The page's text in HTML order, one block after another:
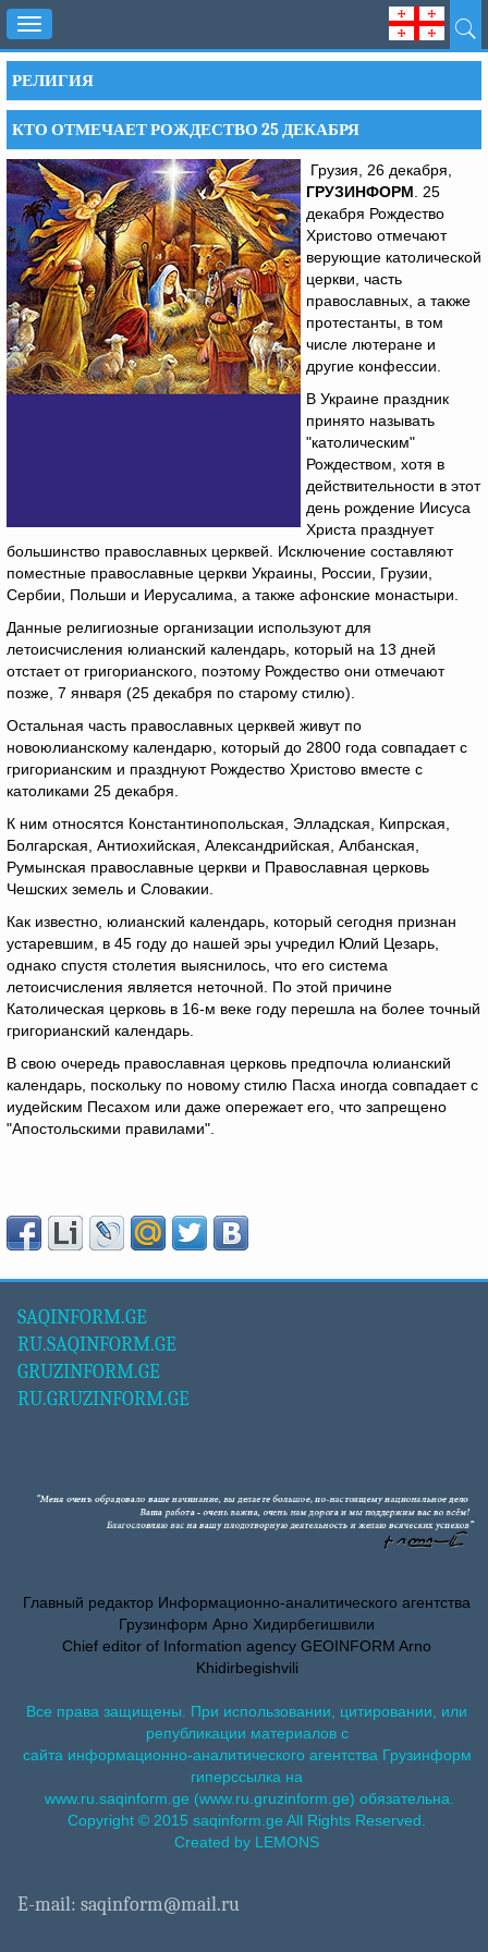
Toggle
navigation
РЕЛИГИЯ
КТО ОТМЕЧАЕТ РОЖДЕСТВО 25 ДЕКАБРЯ
Грузия, 26 декабря,
ГРУЗИНФОРМ . 25
декабря Рождество
Христово отмечают
верующие католической
церкви, часть
православных, а также
протестанты, в том
числе лютеране и
другие конфессии.
В Украине праздник
принято называть
"католическим"
Рождеством, хотя в
действительности в этот
день рождение Иисуса
Христа празднует
большинство православных церквей. Исключение составляют
поместные православные церкви Украины, России, Грузии,
Сербии, Польши и Иерусалима, а также афонские монастыри.
Данные религиозные организации используют для
летоисчисления юлианский календарь, который на 13 дней
отстает от григорианского, поэтому Рождество они отмечают
позже, 7 января (25 декабря по старому стилю).
Остальная часть православных церквей живут по
новоюлианскому календарю, который до 2800 года совпадает с
григорианским и празднуют Рождество Христово вместе с
католиками 25 декабря.
К ним относятся Константинопольская, Элладская, Кипрская,
Болгарская, Антиохийская, Александрийская, Албанская,
Румынская православные церкви и Православная церковь
Чешских земель и Словакии.
Как известно, юлианский календарь, который сегодня признан
устаревшим, в 45 году до нашей эры учредил Юлий Цезарь,
однако спустя столетия выяснилось, что его система
летоисчисления является неточной. По этой причине
Католическая церковь в 16-м веке году перешла на более точный
григорианский календарь.
В свою очередь православная церковь предпочла юлианский
календарь, поскольку по новому стилю Пасха иногда совпадает с
иудейским Песахом или даже опережает его, что запрещено
"Апостольскими правилами".
SAQINFORM.GE
RU.SAQINFORM.GE
GRUZINFORM.GE
RU.GRUZINFORM.GE
Главный редактор Информационно-аналитического агентства
Грузинформ Арно Хидирбегишвили
Chief editor of Information agency GEOINFORM Arno
Khidirbegishvili
Все права защищены. При использовании, цитировании, или
републикации материалов с
сайта информационно-аналитического агентства Грузинформ
гиперссылка на
www.ru.saqinform.ge (www.ru.gruzinform.ge) обязательна.
Copyright © 2015 saqinform.ge All Rights Reserved.
Created by LEMONS
E-mail: saqinform@mail.ru